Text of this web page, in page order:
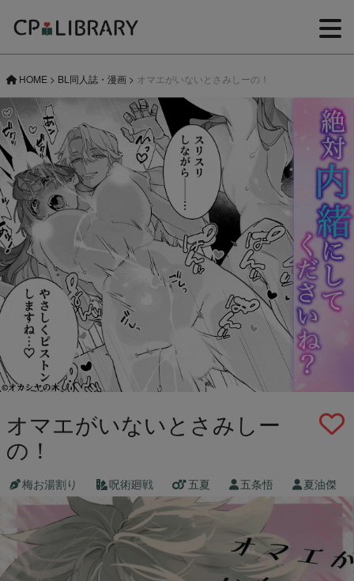
HOME > BL同人誌・漫画 > オマエがいないとさみしーの！
オマエがいないとさみしー
の！
梅お湯割り 呪術廻戦 五夏 五条悟 夏油傑